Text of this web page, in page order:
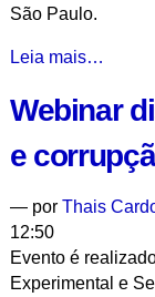
São Paulo.
Revista
Avançados"
a
dos
povos
da
Amazônia
Leia mais…
Webinar
e
— por Thais
12:50
Evento é
Experimental e